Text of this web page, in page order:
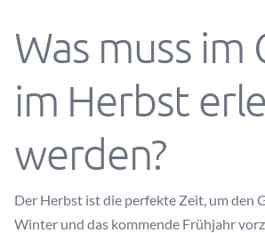
Was muss im
im Herbst
werden?
Der Herbst ist die perfekte Zeit, um den
Winter und das kommende Frühjahr